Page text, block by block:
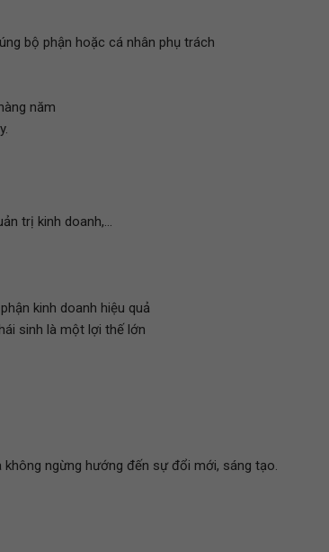
bộ phận hoặc cá nhân phụ trách
năm
trị kinh doanh,...
kinh doanh hiệu quả
sinh là một lợi thế lớn
ngừng hướng đến sự đổi mới, sáng tạo.